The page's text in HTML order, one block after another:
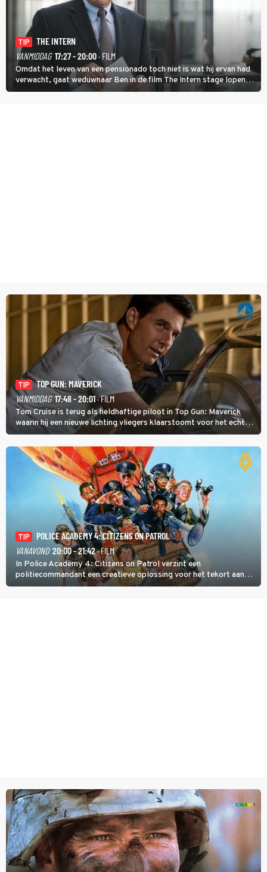
TIP
THE INTERN
VANMIDDAG 17:27 - 20:00· FILM
Omdat het leven van een pensionado toch niet is wat hij ervan had
verwacht, gaat weduwnaar Ben in de film The Intern stage lopen
bij de hippe webwinkel van Jules, wat een gouden zet blijkt te zijn.
TIP
TOP GUN: MAVERICK
VANMIDDAG 17:48 - 20:01· FILM
Tom Cruise is terug als heldhaftige piloot in Top Gun: Maverick
waarin hij een nieuwe lichting vliegers klaarstoomt voor het echte
werk.
TIP
POLICE ACADEMY 4: CITIZENS ON PATROL
VANAVOND 20:00 - 21:42· FILM
In Police Academy 4: Citizens on Patrol verzint een
politiecommandant een creatieve oplossing voor het tekort aan
agenten.